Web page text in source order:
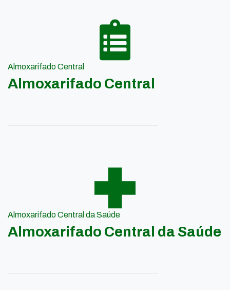
Almoxarifado Central
Almoxarifado Central
Almoxarifado Central da Saúde
Almoxarifado Central da Saúde